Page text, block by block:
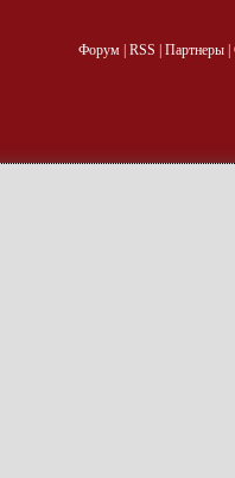
Форум| RSS Партнеры|